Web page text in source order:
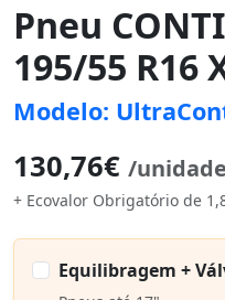
Pneu
195/55 R16
Modelo:
130,76€ /unidade
+ Ecovalor Obrigatório de
Equilibragem +